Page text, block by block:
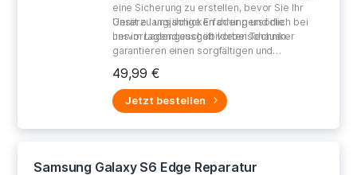
eine Sicherung zu erstellen, bevor Sie Ihr
Gerät zu uns schicken oder persönlich bei
uns im Ladengeschäft vorbeischauen.
Unsere langjährige Erfahrung und die
hervorragend ausgebildeten Techniker
garantieren einen sorgfältigen und
Ihres defekten Gerätes.
49,99 €
Jetzt bestellen
Samsung Galaxy S6 Edge Reparatur